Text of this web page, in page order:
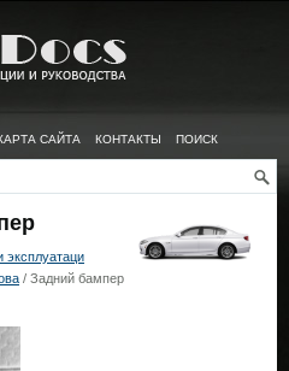
САЙТА КОНТАКТЫ ПОИСК
эксплуатаци
/ Задний бампер